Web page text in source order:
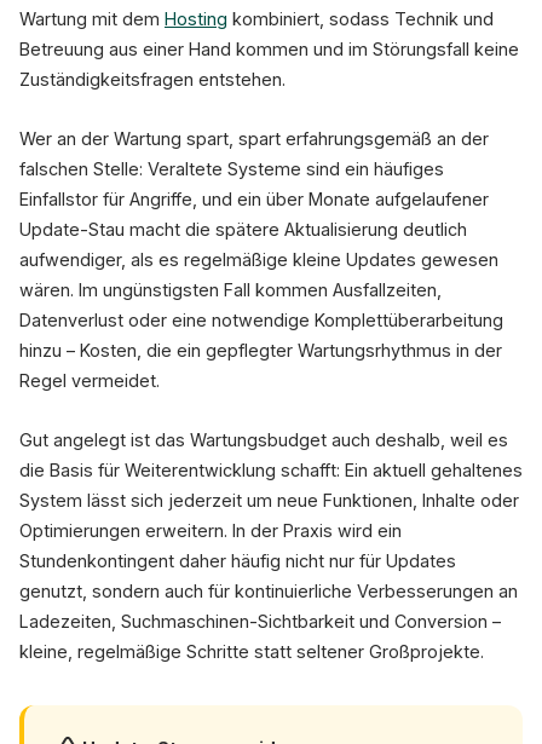
Wartung mit dem Hosting kombiniert, sodass Technik und
Betreuung aus einer Hand kommen und im Störungsfall keine
Zuständigkeitsfragen entstehen.
Wer an der Wartung spart, spart erfahrungsgemäß an der
falschen Stelle: Veraltete Systeme sind ein häufiges
Einfallstor für Angriffe, und ein über Monate aufgelaufener
Update-Stau macht die spätere Aktualisierung deutlich
aufwendiger, als es regelmäßige kleine Updates gewesen
wären. Im ungünstigsten Fall kommen Ausfallzeiten,
Datenverlust oder eine notwendige Komplettüberarbeitung
hinzu – Kosten, die ein gepflegter Wartungsrhythmus in der
Regel vermeidet.
Gut angelegt ist das Wartungsbudget auch deshalb, weil es
die Basis für Weiterentwicklung schafft: Ein aktuell gehaltenes
System lässt sich jederzeit um neue Funktionen, Inhalte oder
Optimierungen erweitern. In der Praxis wird ein
Stundenkontingent daher häufig nicht nur für Updates
genutzt, sondern auch für kontinuierliche Verbesserungen an
Ladezeiten, Suchmaschinen-Sichtbarkeit und Conversion –
kleine, regelmäßige Schritte statt seltener Großprojekte.